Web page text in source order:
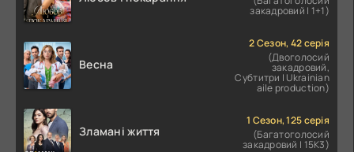
закадровий | 1+1)
Весна
2 Сезон, 42 серія
(Двоголосий
закадровий,
Субтитри | Ukrainian
aile production)
Зламані життя
1 Сезон, 125 серія
(Багатоголосий
закадровий | 15K3)